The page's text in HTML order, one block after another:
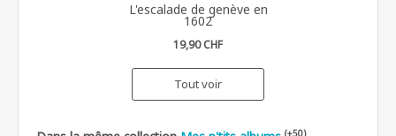
L'escalade de genève en
1602
19,90 CHF
Tout voir
(+50)